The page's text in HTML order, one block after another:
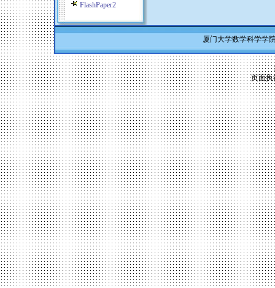
FlashPaper2
厦门大学数学科学学
页面执